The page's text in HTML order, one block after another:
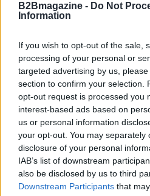
B2Bmagazine - Do Not
Information
If you wish to opt-out of the sale,
processing of your personal or
targeted advertising by us,
section to confirm your selection.
opt-out request is processed you
interest-based ads based on
us or personal information
your opt-out. You may separately
disclosure of your personal
IAB’s list of downstream
also be disclosed by us to third
Downstream Participants that
AUTORE